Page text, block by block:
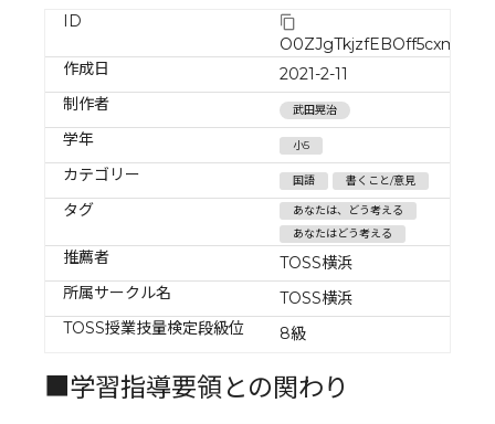
ID
O0ZJgTkjzfEBOff5cxmc
作成日
2021-2-11
制作者
武田晃治
学年 小5
カテゴリー 国語 書くこと/意見
タグ
あなたは、どう考える
あなたはどう考える
推薦者
TOSS横浜
所属サークル名
TOSS横浜
TOSS授業技量検定段級位
8級
■学習指導要領との関わり